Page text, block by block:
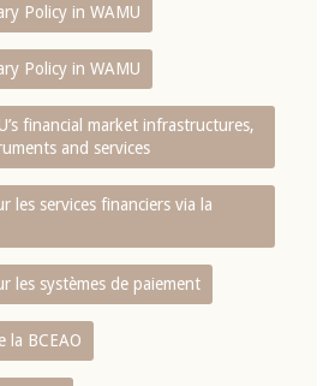
Policy in WAMU
Policy in WAMU
financial market infrastructures,
and services
les services financiers via la
les systèmes de paiement
la BCEAO